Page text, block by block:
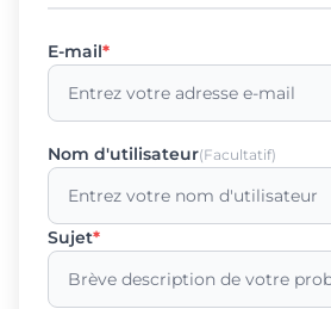
E-mail*
Nom d'utilisateur(Facultatif)
Sujet*